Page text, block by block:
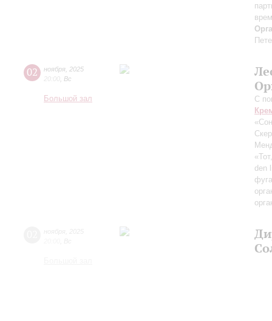
02 ноября 2025
20:00 Вс
Большой зал
С
den